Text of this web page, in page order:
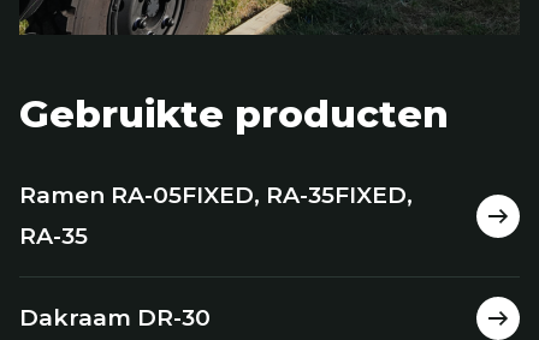
Gebruikte producten
Ramen RA-05FIXED, RA-35FIXED,
RA-35
Dakraam DR-30